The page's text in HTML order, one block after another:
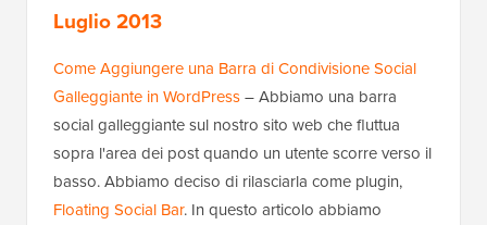
Luglio 2013
Come Aggiungere una Barra di Condivisione Social
Galleggiante in WordPress– Abbiamo una barra
social galleggiante sul nostro sito web che fluttua
sopra l'area dei post quando un utente scorre verso il
basso. Abbiamo deciso di rilasciarla come plugin,
Floating Social Bar. In questo articolo abbiamo